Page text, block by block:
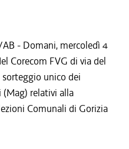
- Domani, mercoledì 4
Corecom FVG di via del
sorteggio unico dei
relativi alla
Comunali di Gorizia